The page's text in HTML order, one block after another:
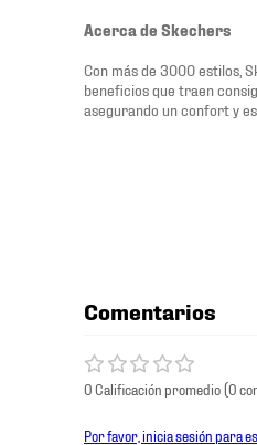
Acerca de Skechers
Con más de 3000 estilos,
beneficios que traen
asegurando un confort y
Comentarios
0 Calificación promedio(0
Por favor, inicia sesión para